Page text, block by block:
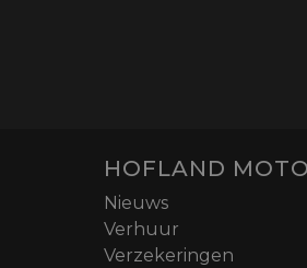
HOFLAND
Nieuws
Verhuur
Verzekeringen